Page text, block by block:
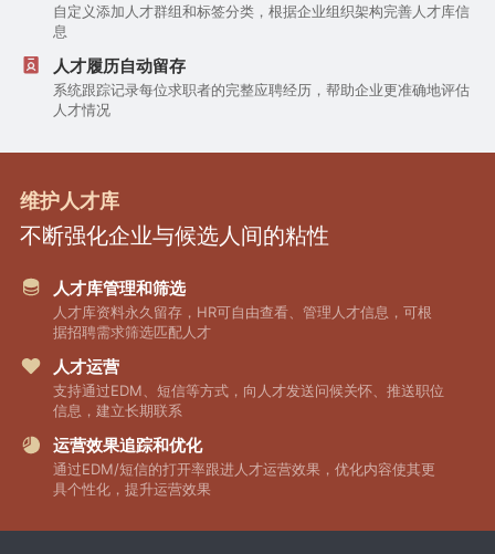
自定义添加人才群组和标签分类，根据企业组织架构完善人才库信
息
人才履历自动留存
系统跟踪记录每位求职者的完整应聘经历，帮助企业更准确地评估
人才情况
维护人才库
不断强化企业与候选人间的粘性
人才库管理和筛选
人才库资料永久留存，HR可自由查看、管理人才信息，可根
据招聘需求筛选匹配人才
人才运营
支持通过EDM、短信等方式，向人才发送问候关怀、推送职位
信息，建立长期联系
运营效果追踪和优化
通过EDM/短信的打开率跟进人才运营效果，优化内容使其更
具个性化，提升运营效果